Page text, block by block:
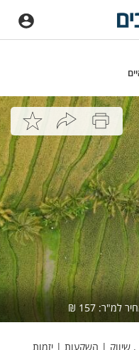
למ"ר: 157
₪
. שיווק | השקעות | יזמות